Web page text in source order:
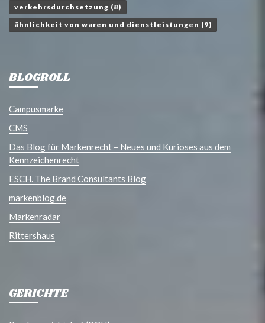
verkehrsdurchsetzung (8)
ähnlichkeit von waren und dienstleistungen (9)
BLOGROLL
Campusmarke
CMS
Das Blog für Markenrecht – Neues und Kurioses aus dem
Kennzeichenrecht
ESCH. The Brand Consultants Blog
markenblog.de
Markenradar
Rittershaus
GERICHTE